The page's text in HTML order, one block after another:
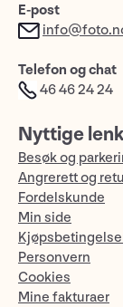
E-post
Telefon og chat
46 46 24 24
Nyttige
Besøk og
Angrerett og
Fordelskunde
Min side
Personvern
Cookies
Mine fakturaer